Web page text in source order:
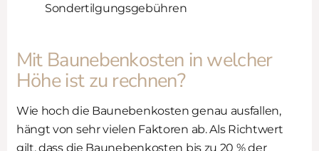
Sondertilgungsgebühren
Mit Baunebenkosten in welcher
Höhe ist zu rechnen?
Wie hoch die Baunebenkosten genau ausfallen,
hängt von sehr vielen Faktoren ab. Als Richtwert
gilt, dass die Baunebenkosten bis zu 20 % der